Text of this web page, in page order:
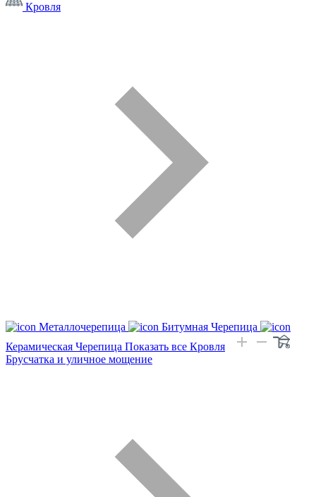
Кровля
Металлочерепица
Битумная Черепица
Керамическая Черепица Показать все Кровля
Брусчатка и уличное мощение